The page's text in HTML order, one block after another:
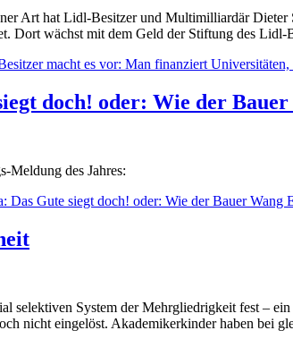
Art hat Lidl-Besitzer und Multimilliardär
Dort wächst mit dem Geld der Stiftung des Lidl-
macht es vor: Man finanziert Universitäten,
doch! oder: Wie der
Meldung des Jahres:
Das Gute siegt doch! oder: Wie der Bauer
selektiven System der Mehrgliedrigkeit fest –
nicht eingelöst. Akademikerkinder haben bei